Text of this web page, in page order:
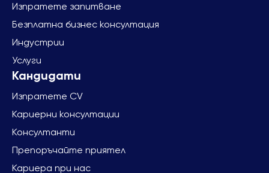
Изпратете запитване
Безплатна бизнес консултация
Индустрии
Услуги
Изпратете CV
Кариерни консултации
Консултанти
Препоръчайте приятел
Кариера при нас